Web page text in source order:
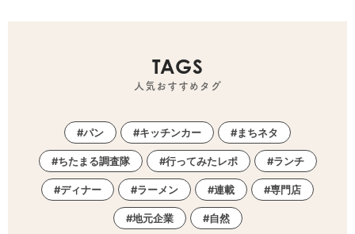
TAGS
人気おすすめタグ
パン キッチンカー まちネタ
ちたまる調査隊 行ってみたレポ ランチ
ディナー ラーメン 連載 専門店
地元企業 自然